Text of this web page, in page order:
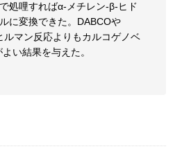
処哩すればα-メチレン-β-ヒド
に変換できた。DABCOや
マン反応よりもカルコゲノベ
い結果を与えた。